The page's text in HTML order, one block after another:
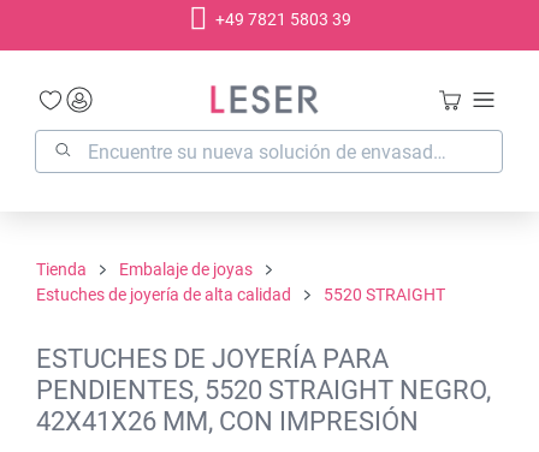
+49 7821 5803 39
Tienda
Embalaje de joyas
Estuches de joyería de alta calidad
5520 STRAIGHT
ESTUCHES DE JOYERÍA PARA
PENDIENTES, 5520 STRAIGHT NEGRO,
42X41X26 MM, CON IMPRESIÓN